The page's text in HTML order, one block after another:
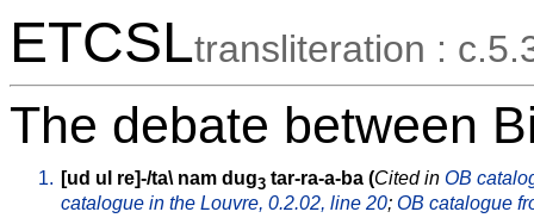
ETCSLtransliteration :
The debate between
1. [ud ul re]-/ta\ nam dug3 tar-ra-a-ba (Cited in OB
catalogue in the Louvre, 0.2.02, line 20; OB catalogue